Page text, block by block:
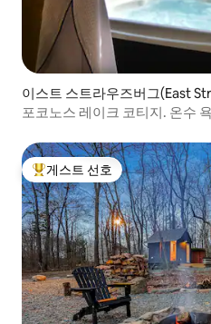
이스트 스트라우즈버그(East
통나무집
포코노스 레이크 코티지. 온수
상위 게스트 선호
게스트 선호